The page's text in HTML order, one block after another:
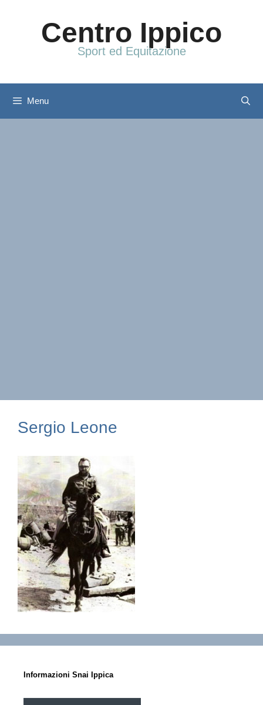
Centro Ippico
Sport ed Equitazione
Menu
Sergio Leone
Informazioni Snai Ippica